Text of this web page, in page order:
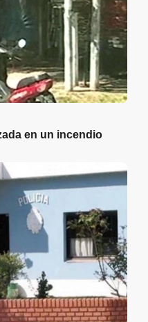
en un incendio